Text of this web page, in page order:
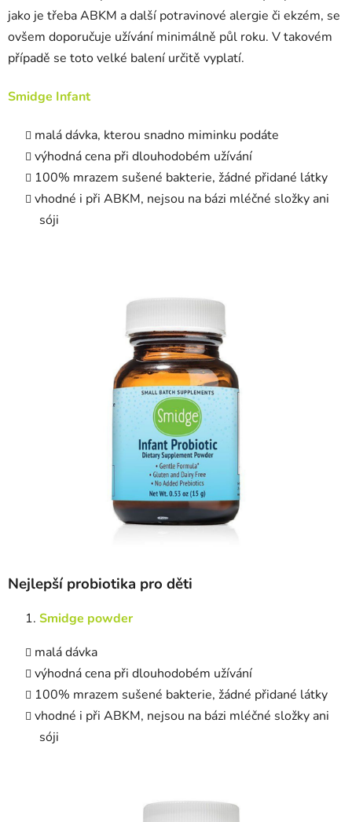
jako je třeba ABKM a další potravinové alergie či ekzém, se
ovšem doporučuje užívání minimálně půl roku. V takovém
případě se toto velké balení určitě vyplatí.
Smidge Infant
malá dávka, kterou snadno miminku podáte
výhodná cena při dlouhodobém užívání
100% mrazem sušené bakterie, žádné přidané látky
vhodné i při ABKM, nejsou na bázi mléčné složky ani
sóji
Nejlepší probiotika pro děti
Smidge powder
malá dávka
výhodná cena při dlouhodobém užívání
100% mrazem sušené bakterie, žádné přidané látky
vhodné i při ABKM, nejsou na bázi mléčné složky ani
sóji